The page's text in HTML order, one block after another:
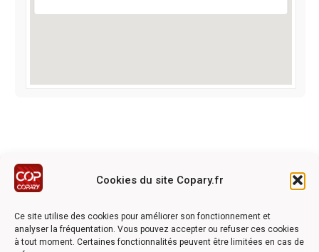
Cookies du site Copary.fr
Ce site utilise des cookies pour améliorer son fonctionnement et
analyser la fréquentation. Vous pouvez accepter ou refuser ces cookies
à tout moment. Certaines fonctionnalités peuvent être limitées en cas de
Ce site a été réalisé avec le soutien financier de l'Union
Pays Barrois